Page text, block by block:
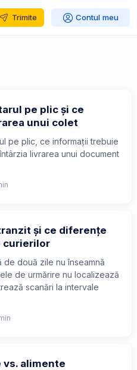
Trimite Contul meu
pe plic și ce
unui colet
pe plic, ce informații trebuie
livrarea unui document
și ce diferențe
curierilor
de două zile nu înseamnă
de urmărire nu localizează
scanări la intervale
alimente